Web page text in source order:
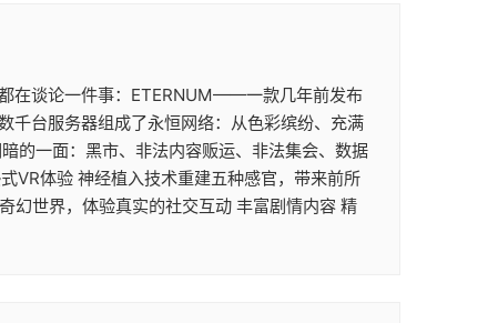
在谈论一件事：ETERNUM——一款几年前发布
千台服务器组成了永恒网络：从色彩缤纷、充满
的一面：黑市、非法内容贩运、非法集会、数据
VR体验 神经植入技术重建五种感官，带来前所
幻世界，体验真实的社交互动 丰富剧情内容 精